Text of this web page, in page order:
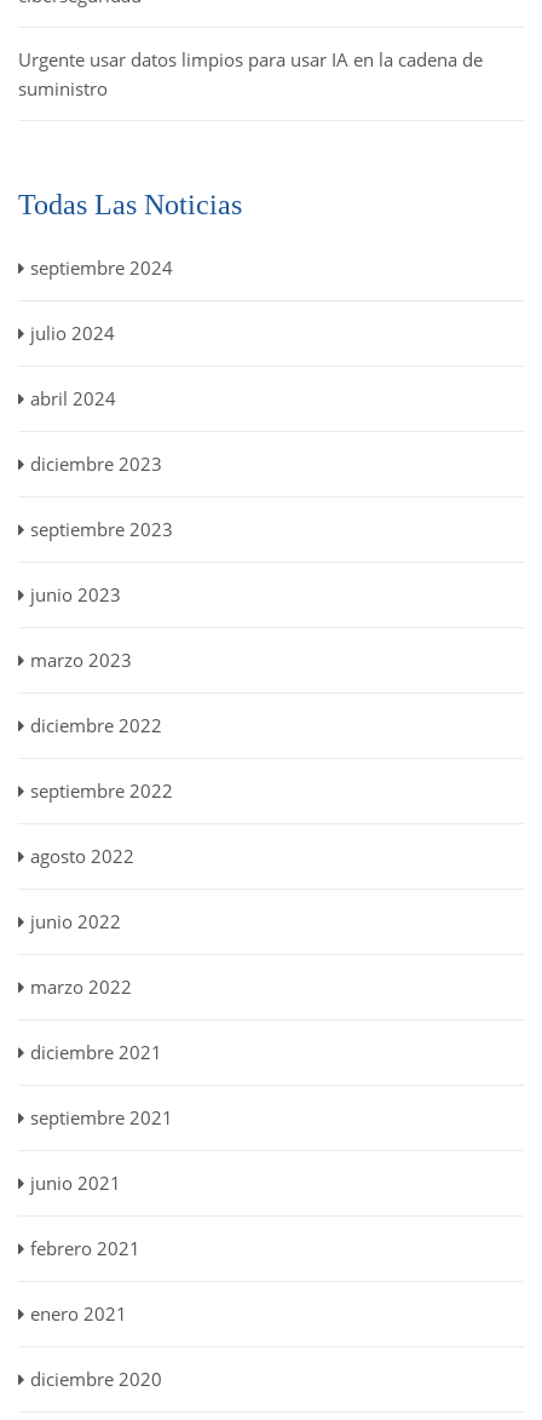
Urgente usar datos limpios para usar IA en la cadena de
suministro
Todas Las Noticias
septiembre 2024
julio 2024
abril 2024
diciembre 2023
septiembre 2023
junio 2023
marzo 2023
diciembre 2022
septiembre 2022
agosto 2022
junio 2022
marzo 2022
diciembre 2021
septiembre 2021
junio 2021
febrero 2021
enero 2021
diciembre 2020